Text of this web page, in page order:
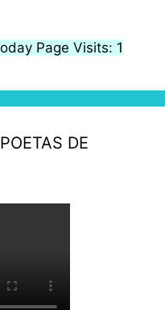
Page Visits: 1
DE